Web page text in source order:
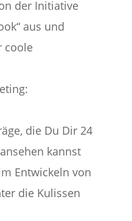
der Initiative
aus und
coole
die Du Dir 24
kannst
Entwickeln von
die Kulissen